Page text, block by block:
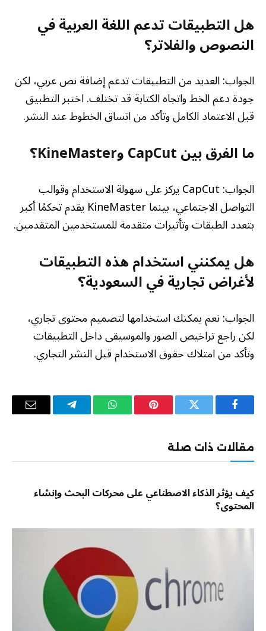
هل التطبيقات تدعم اللغة العربية في
النصوص والفلاتر؟
الجواب: العديد من التطبيقات تدعم إضافة نص عربي، لكن
جودة دعم الخط واتجاه الكتابة قد تختلف. اختبر التطبيق
قبل الاعتماد الكامل وتأكد من اتساق الخطوط عند النشر.
ما الفرق بين CapCut وKineMaster؟
الجواب: CapCut يركز على سهولة الاستخدام وقوالب
التواصل الاجتماعي، بينما KineMaster يقدم تحكمًا أكبر
بتعدد الطبقات وتأثيرات متقدمة للمستخدمين المتقدمين.
هل يمكنني استخدام هذه التطبيقات
لأغراض تجارية في السعودية؟
الجواب: نعم يمكنك استخدامها لتصميم محتوى تجاري،
لكن راجع تراخيص الصور والموسيقى داخل التطبيقات
وتأكد من امتلاك حقوق الاستخدام قبل النشر التجاري.
فيسبوك تويتر بينتيريستواتساب تيلقرام
البريد
مقالات ذات صلة
كيف يؤثر الذكاء الاصطناعي على محركات البحث وإنشاء
المحتوى؟